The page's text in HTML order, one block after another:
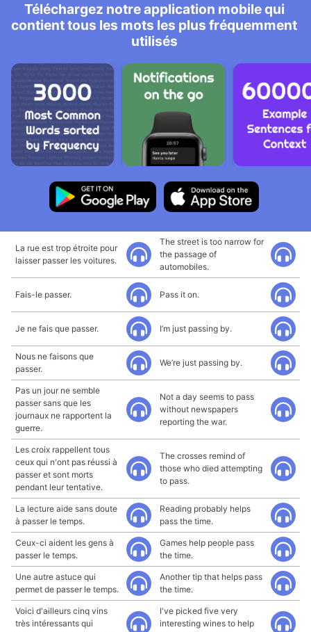
Téléchargez notre application mobile qui
contient tous les mots les plus fréquemment
utilisés
La rue est trop étroite pour
laisser passer les voitures.
The street is too narrow for
the passage of
automobiles.
Fais-le passer. Pass it on.
Je ne fais que passer. I’m just passing by.
Nous ne faisons que
passer.
We’re just passing by.
Pas un jour ne semble
passer sans que les
journaux ne rapportent la
guerre.
Not a day seems to pass
without newspapers
reporting the war.
Les croix rappellent tous
ceux qui n'ont pas réussi à
passer et sont morts
pendant leur tentative.
The crosses remind of
those who died attempting
to pass.
La lecture aide sans doute
à passer le temps.
Reading probably helps
pass the time.
Ceux-ci aident les gens à
passer le temps.
Games help people pass
the time.
Une autre astuce qui
permet de passer le temps.
Another tip that helps pass
the time.
Voici d'ailleurs cinq vins
très intéressants qui
I've picked five very
interesting wines to help